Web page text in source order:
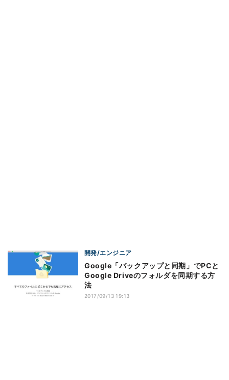
開発/エンジニア
Google「バックアップと同期」でPCと
Google Driveのフォルダを同期する方
法
2017/09/13 19:13